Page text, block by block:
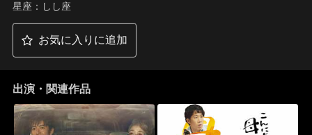
星座：しし座
お気に入りに追加
出演・関連作品